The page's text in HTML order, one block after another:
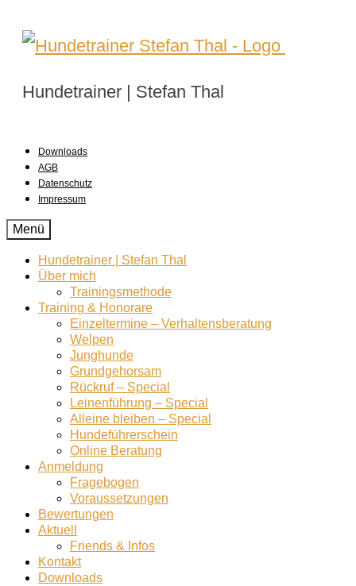
Hundetrainer | Stefan Thal
Downloads
AGB
Datenschutz
Impressum
Menü
Hundetrainer | Stefan Thal
Über mich
Trainingsmethode
Training & Honorare
Einzeltermine – Verhaltensberatung
Welpen
Junghunde
Grundgehorsam
Rückruf – Special
Leinenführung – Special
Alleine bleiben – Special
Hundeführerschein
Online Beratung
Anmeldung
Fragebogen
Voraussetzungen
Bewertungen
Aktuell
Friends & Infos
Kontakt
Downloads